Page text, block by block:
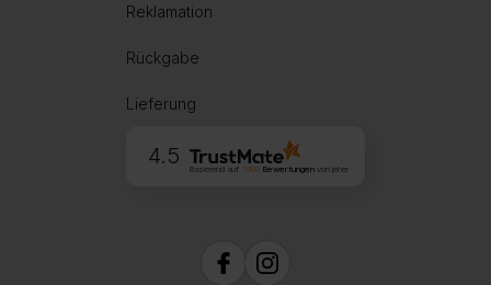
Reklamation
Rückgabe
Lieferung
4.5
Basierend auf 1999Bewertungen von jeher